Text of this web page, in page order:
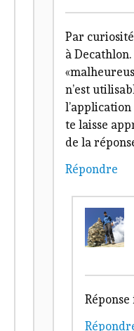
Par
à Decathlon.
n’est
l’application
te laisse
de la
Répondre